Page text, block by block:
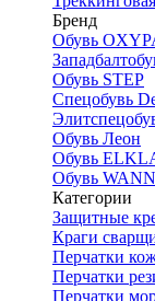
Бренд
Обувь
Обувь STEP
Спецобувь
Обувь Леон
Обувь
Обувь
Категории
Защитные
Краги
Перчатки
Перчатки
Перчатки